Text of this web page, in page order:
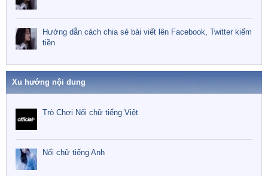
Hướng dẫn cách chia sẻ bài viết lên Facebook, Twitter kiếm
tiền
Xu hướng nội dung
Trò Chơi Nối chữ tiếng Việt
Nối chữ tiếng Anh